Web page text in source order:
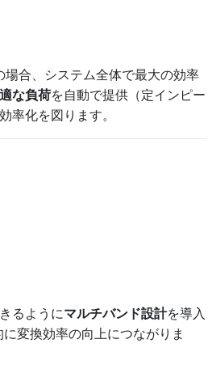
場合、システム全体で最大の効率
な負荷を自動で提供（定インピー
率化を図ります。
るようにマルチバンド設計を導入
変換効率の向上につながりま